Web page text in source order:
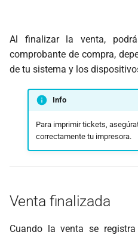
Al finalizar la venta,
comprobante de compra,
de tu sistema y los
Info
Para imprimir tickets,
correctamente tu impresora.
Venta finalizada
Cuando la venta se